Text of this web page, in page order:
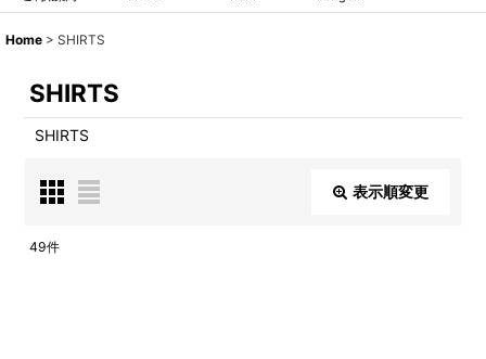
Home > SHIRTS
SHIRTS
SHIRTS
表示順変更
49件